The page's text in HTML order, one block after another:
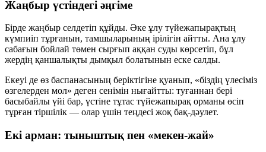
Жаңбыр үстіндегі әңгіме
Бірде жаңбыр селдетіп құйды. Әке ұлу түйежапырақтың
күмпиіп тұрғанын, тамшыларының ірілігін айтты. Ана ұлу
сабағын бойлай төмен сырғып аққан суды көрсетіп, бұл
жердің қаншалықты дымқыл болатынын еске салды.
Екеуі де өз баспанасының беріктігіне қуанып, «біздің үлесіміз
өзгелерден мол» деген сенімін нығайтты: туғаннан бері
басыбайлы үйі бар, үстіне тұтас түйежапырақ орманы өсіп
тұрған тіршілік — олар үшін теңдесі жоқ бақ-дәулет.
Екі арман: тыныштық пен «мекен-жай»